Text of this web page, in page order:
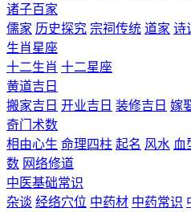
诸子百家
儒家 历史探究 宗祠传统 道家 诗
生肖星座
十二生肖 十二星座
黄道吉日
搬家吉日 开业吉日 装修吉日 嫁
奇门术数
相由心生 命理四柱 起名 风水 血
数 网络修道
中医基础常识
杂谈 经络穴位 中药材 中药常识